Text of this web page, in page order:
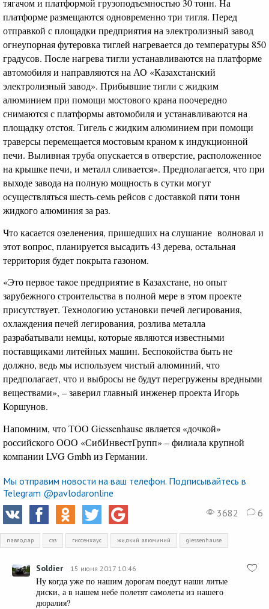
тягачом и платформой грузоподъемностью 30 тонн. На
платформе размещаются одновременно три тигля. Перед
отправкой с площадки предприятия на электролизный завод
огнеупорная футеровка тиглей нагревается до температуры 850
градусов. После нагрева тигли устанавливаются на платформе
автомобиля и направляются на АО «Казахстанский
электролизный завод». Прибывшие тигли с жидким
алюминием при помощи мостового крана поочередно
снимаются с платформы автомобиля и устанавливаются на
площадку отстоя. Тигель с жидким алюминием при помощи
траверсы перемещается мостовым краном к индукционной
печи. Выливная труба опускается в отверстие, расположенное
на крышке печи, и металл сливается». Предполагается, что при
выходе завода на полную мощность в сутки могут
осуществляться шесть-семь рейсов с доставкой пяти тонн
жидкого алюминия за раз.
Что касается озеленения, пришедших на слушание волновал и
этот вопрос, планируется высадить 43 дерева, остальная
территория будет покрыта газоном.
«Это первое такое предприятие в Казахстане, но опыт
зарубежного строительства в полной мере в этом проекте
присутствует. Технологию установки печей легирования,
охлаждения печей легирования, розлива металла
разрабатывали немцы, которые являются известными
поставщиками литейных машин. Беспокойства быть не
должно, ведь мы используем чистый алюминий, что
предполагает, что и выбросы не будут перегружены вредными
веществами», – заверил главный инженер проекта Игорь
Коршунов.
Напомним, что ТОО Giessenhause является «дочкой»
российского ООО «СибИнвестГрупп» – филиала крупной
компании LVG Gmbh из Германии.
Мы отправим новости на ваш телефон. Подписывайтесь в
Telegram @pavlodaronline
3682
6
павлодар сэз гиссенхаус жидкий алюминий giessenhause
Soldier 15 июня 2017 10:46
Ну когда уже по нашим дорогам поедут наши литые
диски, а в нашем небе полетят самолеты из нашего
дюралия?